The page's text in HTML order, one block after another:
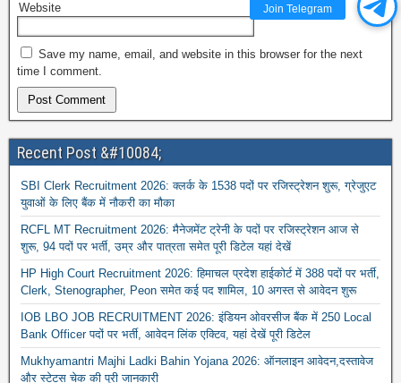
Join Telegram
Website
Save my name, email, and website in this browser for the next
time I comment.
Recent Post &#10084;
SBI Clerk Recruitment 2026: क्लर्क के 1538 पदों पर रजिस्ट्रेशन शुरू, ग्रेजुएट
युवाओं के लिए बैंक में नौकरी का मौका
RCFL MT Recruitment 2026: मैनेजमेंट ट्रेनी के पदों पर रजिस्ट्रेशन आज से
शुरू, 94 पदों पर भर्ती, उम्र और पात्रता समेत पूरी डिटेल यहां देखें
HP High Court Recruitment 2026: हिमाचल प्रदेश हाईकोर्ट में 388 पदों पर भर्ती,
Clerk, Stenographer, Peon समेत कई पद शामिल, 10 अगस्त से आवेदन शुरू
IOB LBO JOB RECRUITMENT 2026: इंडियन ओवरसीज बैंक में 250 Local
Bank Officer पदों पर भर्ती, आवेदन लिंक एक्टिव, यहां देखें पूरी डिटेल
Mukhyamantri Majhi Ladki Bahin Yojana 2026: ऑनलाइन आवेदन,दस्तावेज
और स्टेटस चेक की पूरी जानकारी